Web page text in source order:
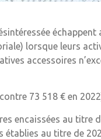
échappent
lorsque leurs
accessoires
73 518 € en
encaissées au titre
établies au titre de